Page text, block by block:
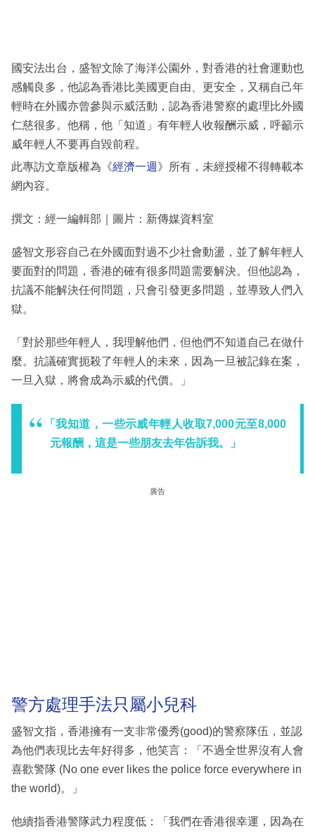
國安法出台，盛智文除了海洋公園外，對香港的社會運動也
感觸良多，他認為香港比美國更自由、更安全，又稱自己年
輕時在外國亦曾參與示威活動，認為香港警察的處理比外國
仁慈很多。他稱，他「知道」有年輕人收報酬示威，呼籲示
威年輕人不要再自毀前程。
此專訪文章版權為《經濟一週 》所有，未經授權不得轉載本
網內容。
撰文：經一編輯部｜圖片：新傳媒資料室
盛智文形容自己在外國面對過不少社會動盪，並了解年輕人
要面對的問題，香港的確有很多問題需要解決。但他認為，
抗議不能解決任何問題，只會引發更多問題，並導致人們入
獄。
「對於那些年輕人，我理解他們，但他們不知道自己在做什
麼。抗議確實扼殺了年輕人的未來，因為一旦被記錄在案，
一旦入獄，將會成為示威的代價。」
「我知道，一些示威年輕人收取7,000元至8,000
元報酬，這是一些朋友去年告訴我。」
廣告
警方處理手法只屬小兒科
盛智文指，香港擁有一支非常優秀(good)的警察隊伍，並認
為他們表現比去年好得多，他笑言：「不過全世界沒有人會
喜歡警隊 (No one ever likes the police force everywhere in
the world)。」
他續指香港警隊武力程度低：「我們在香港很幸運，因為在